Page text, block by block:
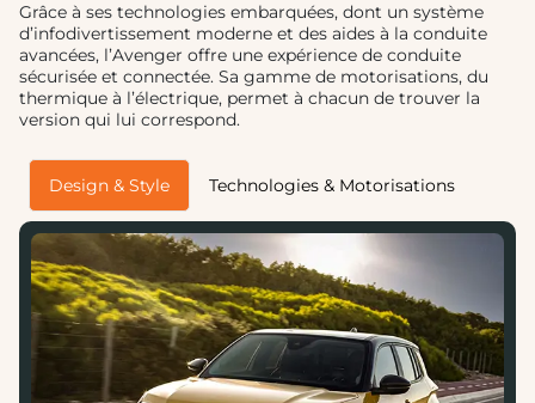
Grâce à ses technologies embarquées, dont un système
d’infodivertissement moderne et des aides à la conduite
avancées, l’Avenger offre une expérience de conduite
sécurisée et connectée. Sa gamme de motorisations, du
thermique à l’électrique, permet à chacun de trouver la
version qui lui correspond.
Design & Style Technologies & Motorisations